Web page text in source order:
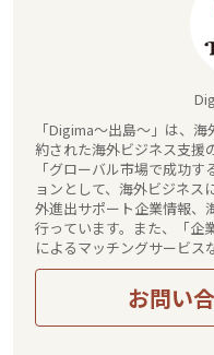
「Digima～出島～」は、
約された海外ビジネス支援
「グローバル市場で成功
ョンとして、海外ビジネ
外進出サポート企業情報、
行っています。また、「企
によるマッチングサービス
お問い